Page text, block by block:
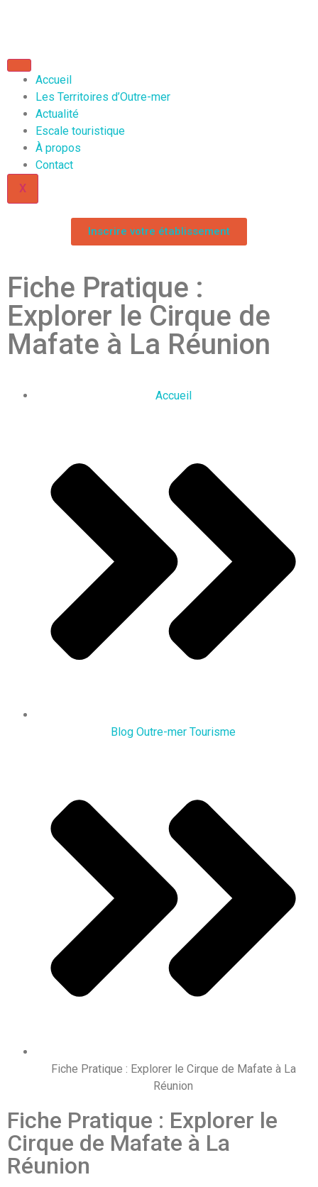
Accueil
Les Territoires d’Outre-mer
Actualité
Escale touristique
À propos
Contact
X
Inscrire votre établissement
Fiche Pratique :
Explorer le Cirque de
Mafate à La Réunion
Accueil
Blog Outre-mer Tourisme
Fiche Pratique : Explorer le Cirque de Mafate à La
Réunion
Fiche Pratique : Explorer le
Cirque de Mafate à La
Réunion